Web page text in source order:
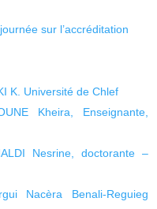
sur l’accréditation
K. Université de Chlef
Kheira, Enseignante,
Nesrine, doctorante –
Nacèra Benali-Reguieg